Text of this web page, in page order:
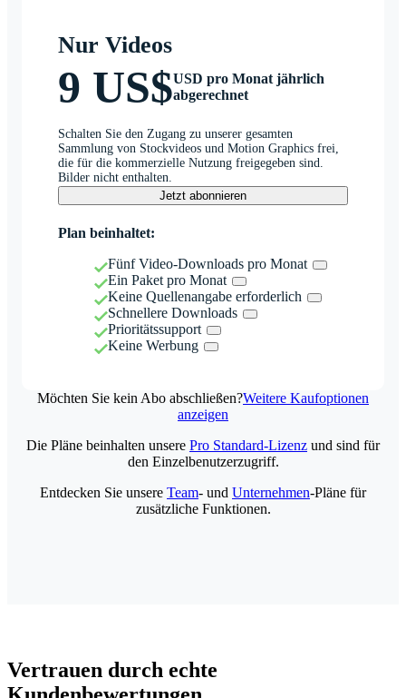
Nur Videos
9 US$USD pro Monat jährlich
abgerechnet
Schalten Sie den Zugang zu unserer gesamten
Sammlung von Stockvideos und Motion Graphics frei,
die für die kommerzielle Nutzung freigegeben sind.
Bilder nicht enthalten.
Jetzt abonnieren
Plan beinhaltet:
Fünf Video-Downloads pro Monat
Ein Paket pro Monat
Keine Quellenangabe erforderlich
Schnellere Downloads
Prioritätssupport
Keine Werbung
Möchten Sie kein Abo abschließen?Weitere Kaufoptionen
anzeigen
Die Pläne beinhalten unsere Pro Standard-Lizenz und sind für
den Einzelbenutzerzugriff.
Entdecken Sie unsere Team- und Unternehmen-Pläne für
zusätzliche Funktionen.
Vertrauen durch echte